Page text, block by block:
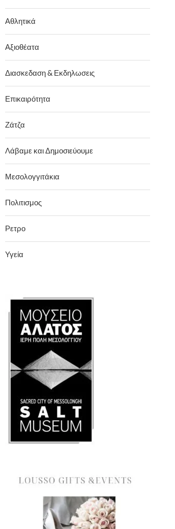
Αθλητικά
Αξιοθέατα
Διασκεδαση & Εκδηλωσεις
Επικαιρότητα
Ζάτζα
Λάβαμε και Δημοσιεύουμε
Μεσολογγιτάκια
Πολιτισμος
Ρετρο
Υγεία